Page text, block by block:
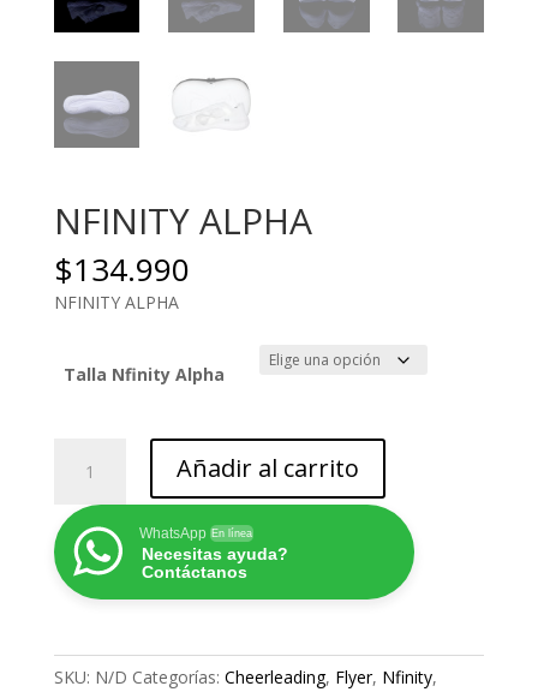
NFINITY ALPHA
$134.990
NFINITY ALPHA
Talla Nfinity Alpha
ALPHA
cantidad
Añadir al carrito
WhatsApp En línea
Necesitas ayuda?
Contáctanos
SKU: N/D Categorías: Cheerleading, Flyer, Nfinity,